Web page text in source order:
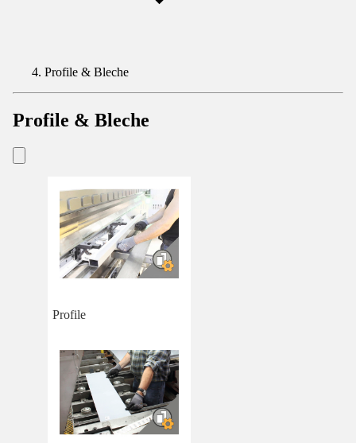
Profile & Bleche
Profile & Bleche
Profile